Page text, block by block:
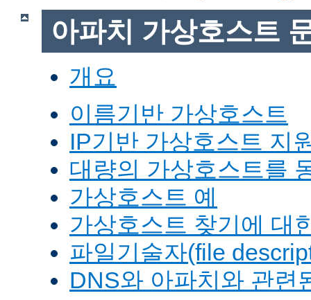
아파치 가상호스트
개요
이름기반 가상호스트
IP기반 가상호스트 지
대량의 가상호스트를
가상호스트 예
가상호스트 찾기에 대
파일기술자(file
DNS와 아파치와 관련